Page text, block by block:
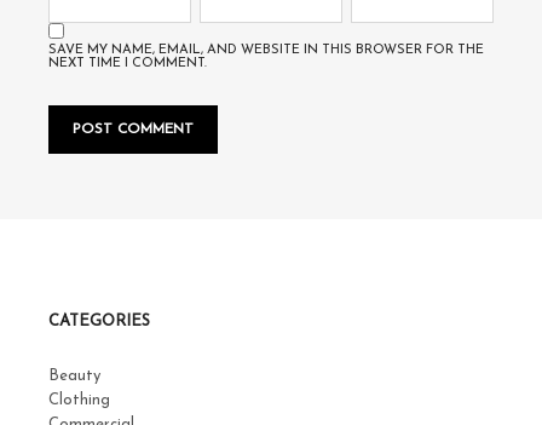
SAVE MY NAME, EMAIL, AND WEBSITE IN THIS BROWSER FOR THE
NEXT TIME I COMMENT.
CATEGORIES
Beauty
Clothing